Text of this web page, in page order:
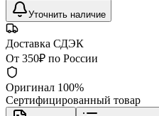
Уточнить наличие
Доставка СДЭК
От 350₽ по России
Оригинал 100%
Сертифицированный товар